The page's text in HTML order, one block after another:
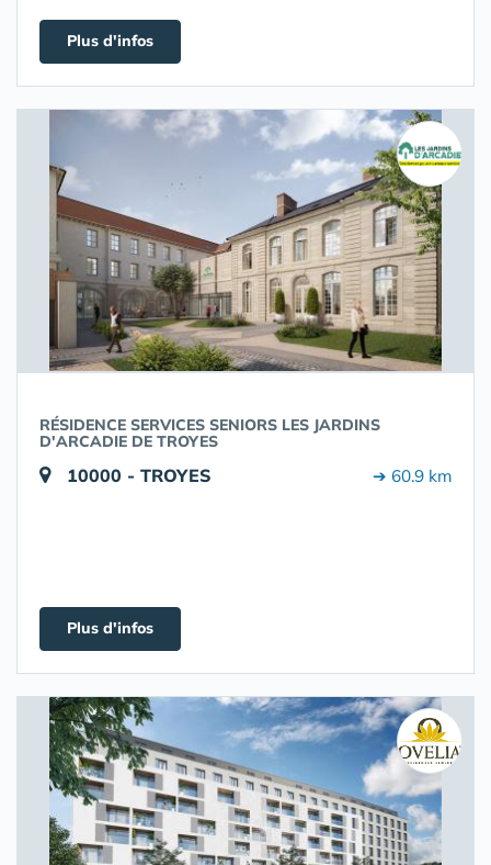
Plus d'infos
RÉSIDENCE SERVICES SENIORS LES JARDINS
D'ARCADIE DE TROYES
10000 - TROYES ➔ 60.9 km
Plus d'infos